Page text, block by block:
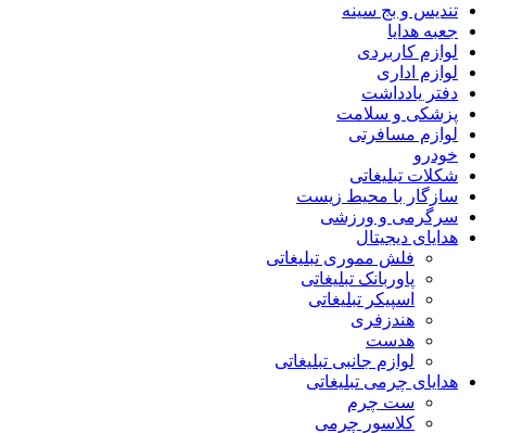
تندیس و بج سینه
جعبه هدایا
لوازم کاربردی
لوازم اداری
دفتر یادداشت
پزشکی و سلامت
لوازم مسافرتی
خودرو
شکلات تبلیغاتی
سازگار با محیط زیست
سرگرمی و ورزشی
هدایای دیجیتال
فلش مموری تبلیغاتی
پاوربانک تبلیغاتی
اسپیکر تبلیغاتی
هندزفری
هدست
لوازم جانبی تبلیغاتی
هدایای چرمی تبلیغاتی
ست چرم
کلاسور چرمی